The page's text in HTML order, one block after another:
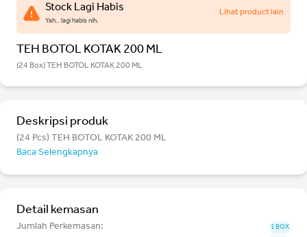
Stock Lagi Habis
Yah.. lagi habis nih.
Lihat product lain
TEH BOTOL KOTAK 200 ML
(24 Box) TEH BOTOL KOTAK 200 ML
Deskripsi produk
(24 Pcs) TEH BOTOL KOTAK 200 ML
Baca Selengkapnya
Detail kemasan
Jumlah Perkemasan: 1 BOX